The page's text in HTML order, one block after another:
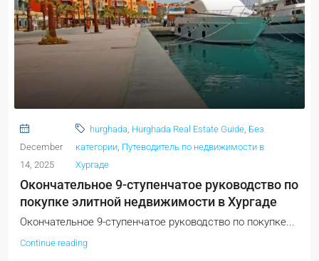
December
14, 2025
hurghada Hurghada Real Estate Guide Без
категории Путеводитель по недвижимости в
Хургаде
Окончательное 9-ступенчатое руководство по
покупке элитной недвижимости в Хургаде
Окончательное 9-ступенчатое руководство по покупке...
Continue reading